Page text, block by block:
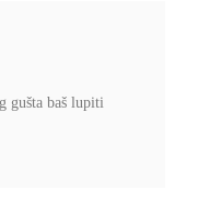
gušta baš lupiti